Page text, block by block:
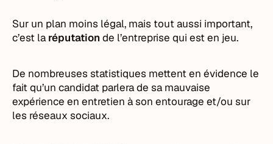
Sur un plan moins légal, mais tout aussi important,
c’est laréputation de l’entreprise qui est en jeu.
De nombreuses statistiques mettent en évidence le
fait qu’un candidat parlera de sa mauvaise
expérience en entretien à son entourage et/ou sur
les réseaux sociaux.